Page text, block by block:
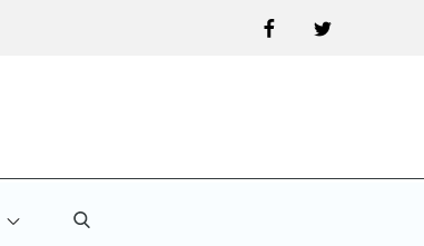
FacebookTwitter